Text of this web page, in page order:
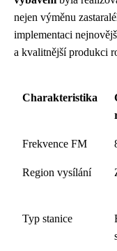
nejen výměnu
implementaci
a kvalitnější produkci
Charakteristika
Frekvence FM
Region vysílání
Typ stanice